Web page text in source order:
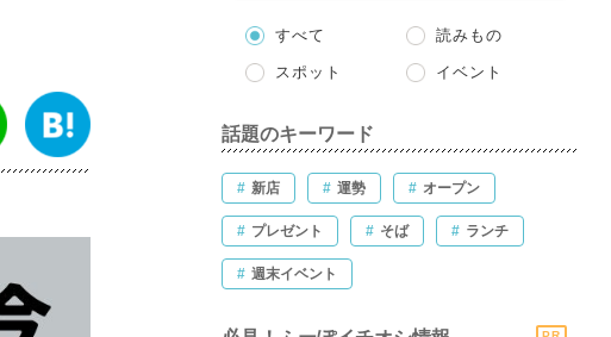
すべて 読みもの
スポット イベント
話題のキーワード
# 新店 # 運勢 # オープン
# プレゼント # そば # ランチ
# 週末イベント